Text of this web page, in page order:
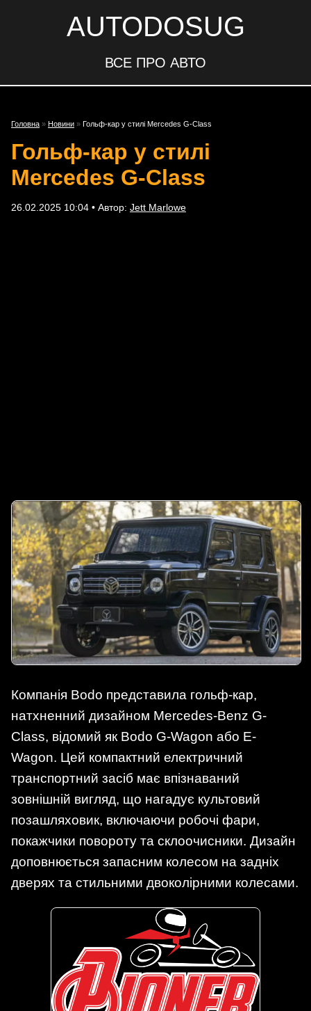
AUTODOSUG
ВСЕ ПРО АВТО
Головна » Новини » Гольф-кар у стилі Mercedes G-Class
Гольф-кар у стилі
Mercedes G-Class
26.02.2025 10:04 • Автор: Jett Marlowe
Компанія Bodo представила гольф-кар,
натхненний дизайном Mercedes-Benz G-
Class, відомий як Bodo G-Wagon або E-
Wagon. Цей компактний електричний
транспортний засіб має впізнаваний
зовнішній вигляд, що нагадує культовий
позашляховик, включаючи робочі фари,
покажчики повороту та склоочисники. Дизайн
доповнюється запасним колесом на задніх
дверях та стильними двоколірними колесами.